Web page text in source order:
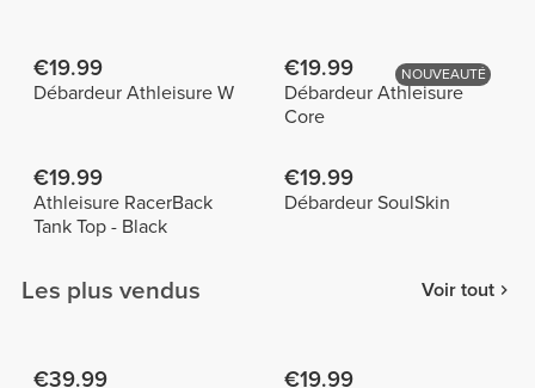
€19.99
Débardeur Athleisure W
NOUVEAUTÉ
€19.99
Débardeur Athleisure
Core
€19.99
Athleisure RacerBack
Tank Top - Black
€19.99
Débardeur SoulSkin
Les plus vendus Voir tout
€39.99 €19.99